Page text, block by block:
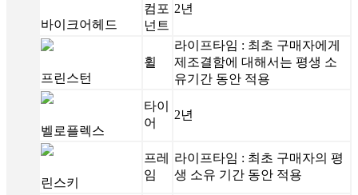
바이크어헤드
컴포
넌트
2년
프린스턴
휠
라이프타임 : 최초 구매자에게
제조결함에 대해서는 평생 소
유기간 동안 적용
벨로플렉스
타이
어
2년
린스키
프레
임
라이프타임 : 최초 구매자의 평
생 소유 기간 동안 적용